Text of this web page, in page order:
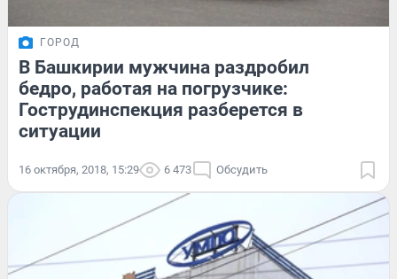
ГОРОД
В Башкирии мужчина раздробил
бедро, работая на погрузчике:
Гострудинспекция разберется в
ситуации
16 октября, 2018, 15:29 6 473 Обсудить